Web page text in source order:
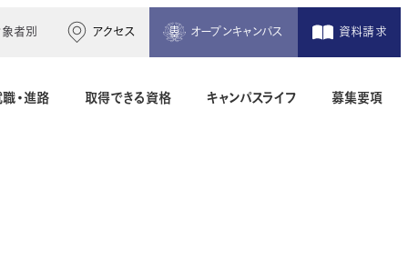
者別 アクセス オープンキャンパス 資料請求
職・進路 取得できる資格 キャンパスライフ 募集要項